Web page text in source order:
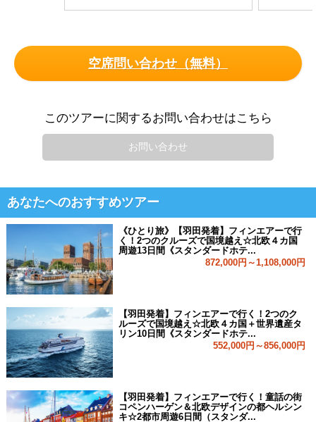
空席問い合わせ（無料）
このツアーに関するお問い合わせはこちら
お問い合わせ
あなたへのおすすめツアー
《ひとり旅》【羽田発着】フィンエアーで行
く！2つのクルーズで国境越え☆北欧４カ国
周遊13日間《スタンダードホテ...
872,000円～1,108,000円
【羽田発着】フィンエアーで行く！2つのク
ルーズで国境越え☆北欧４カ国＋世界遺産タ
リン10日間《スタンダードホテ...
552,000円～856,000円
【羽田発着】フィンエアーで行く！童話の街
コペンハーゲン＆北欧デザインの都ヘルシン
キ☆2都市周遊6日間（スタンダ...